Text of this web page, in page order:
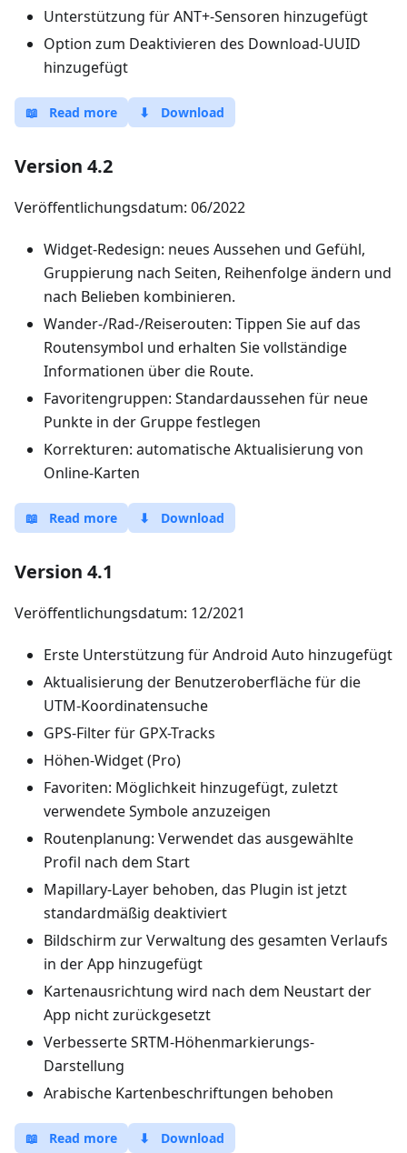
Unterstützung für ANT+-Sensoren hinzugefügt
Option zum Deaktivieren des Download-UUID
hinzugefügt
📖 Read more ⬇ Download
Version 4.2
Veröffentlichungsdatum: 06/2022
Widget-Redesign: neues Aussehen und Gefühl,
Gruppierung nach Seiten, Reihenfolge ändern und
nach Belieben kombinieren.
Wander-/Rad-/Reiserouten: Tippen Sie auf das
Routensymbol und erhalten Sie vollständige
Informationen über die Route.
Favoritengruppen: Standardaussehen für neue
Punkte in der Gruppe festlegen
Korrekturen: automatische Aktualisierung von
Online-Karten
📖 Read more ⬇ Download
Version 4.1
Veröffentlichungsdatum: 12/2021
Erste Unterstützung für Android Auto hinzugefügt
Aktualisierung der Benutzeroberfläche für die
UTM-Koordinatensuche
GPS-Filter für GPX-Tracks
Höhen-Widget (Pro)
Favoriten: Möglichkeit hinzugefügt, zuletzt
verwendete Symbole anzuzeigen
Routenplanung: Verwendet das ausgewählte
Profil nach dem Start
Mapillary-Layer behoben, das Plugin ist jetzt
standardmäßig deaktiviert
Bildschirm zur Verwaltung des gesamten Verlaufs
in der App hinzugefügt
Kartenausrichtung wird nach dem Neustart der
App nicht zurückgesetzt
Verbesserte SRTM-Höhenmarkierungs-
Darstellung
Arabische Kartenbeschriftungen behoben
📖 Read more ⬇ Download